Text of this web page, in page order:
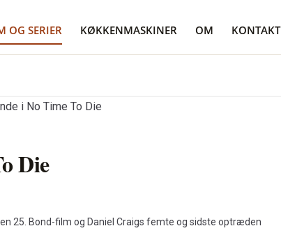
OG SERIER KØKKENMASKINER OM KONTAKT
Die
25. Bond-film og Daniel Craigs femte og sidste optræden